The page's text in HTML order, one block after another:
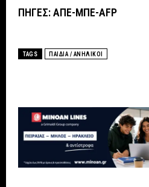
ΠΗΓΕΣ: ΑΠΕ-ΜΠΕ-AFP
TAGS ΠΑΙΔΙΑ / ΑΝΗΛΙΚΟΙ